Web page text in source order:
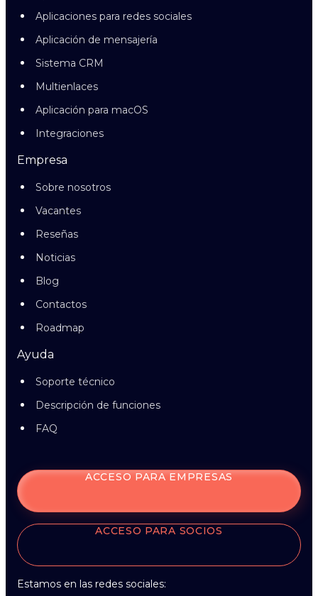
Aplicaciones para redes sociales
Aplicación de mensajería
Sistema CRM
Multienlaces
Aplicación para macOS
Integraciones
Empresa
Sobre nosotros
Vacantes
Reseñas
Noticias
Blog
Contactos
Roadmap
Ayuda
Soporte técnico
Descripción de funciones
FAQ
ACCESO PARA EMPRESAS
ACCESO PARA SOCIOS
Estamos en las redes sociales: